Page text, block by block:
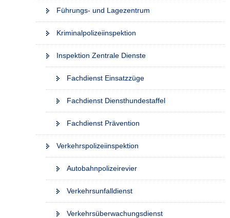
Führungs- und Lagezentrum
Kriminalpolizeiinspektion
Inspektion Zentrale Dienste
Fachdienst Einsatzzüge
Fachdienst Diensthundestaffel
Fachdienst Prävention
Verkehrspolizeiinspektion
Autobahnpolizeirevier
Verkehrsunfalldienst
Verkehrsüberwachungsdienst